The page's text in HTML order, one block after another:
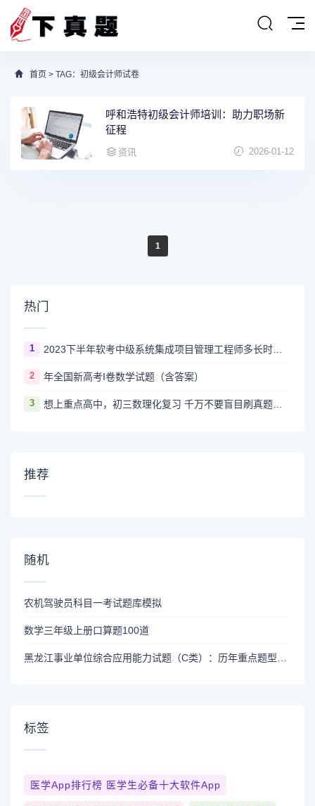
首页 > TAG：初级会计师试卷
呼和浩特初级会计师培训：助力职场新
征程
资讯 2026-01-12
1
热门
1 2023下半年软考中级系统集成项目管理工程师多长时间出成绩
2 年全国新高考I卷数学试题（含答案）
3 想上重点高中，初三数理化复习 千万不要盲目刷真题卷和模拟卷！
推荐
随机
农机驾驶员科目一考试题库模拟
数学三年级上册口算题100道
标签
医学app排行榜 医学生必备十大软件app